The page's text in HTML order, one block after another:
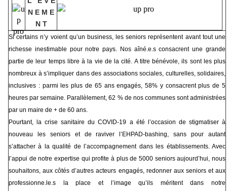
N E M E
N T
Si certains n’y voient qu’un business, les seniors représentent avant tout une
richesse inestimable pour notre pays. Nos aîné.e.s consacrent une grande
partie de leur temps libre à la vie de la cité. A titre bénévole, ils sont les plus
nombreux à s’impliquer dans des associations sociales, culturelles, solidaires,
inclusives : parmi les plus de 65 ans engagés, 58% y consacrent plus de 5
heures par semaine. Parallèlement, 62 % de nos communes sont administrées
par un maire de + de 60 ans.
Pourtant, la crise sanitaire du COVID-19 a été l’occasion de stigmatiser à
nouveau les seniors et de raviver l’EHPAD-bashing, sans pour autant
s’attacher à la qualité de l’accompagnement dans les établissements. Avec
l’appui de notre expertise qui profite à plus de 5000 seniors aujourd’hui, nous
souhaitons, aux côtés d’autres acteurs engagés, redonner aux seniors et aux
professionne.le.s la place et l’image qu’ils méritent dans notre